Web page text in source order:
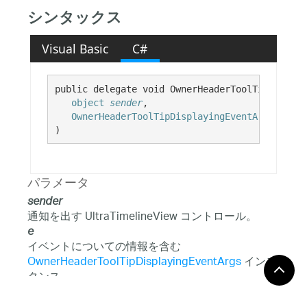
シンタックス
Visual Basic C#
public delegate void
object
sender,
OwnerHeaderToolTipDisplayingEventArgs
)
パラメータ
sender
通知を出す UltraTimelineView コントロール。
e
イベントについての情報を含む
OwnerHeaderToolTipDisplayingEventArgsインス
タンス。